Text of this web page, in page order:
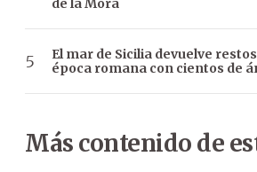
de la Mora
El mar de Sicilia devuelve
época romana con cientos de
Más contenido de